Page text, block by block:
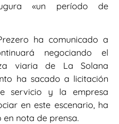
«un período de
ha comunicado a
negociando el
viaria de La Solana
ha sacado a licitación
servicio y la empresa
en este escenario, ha
nota de prensa.